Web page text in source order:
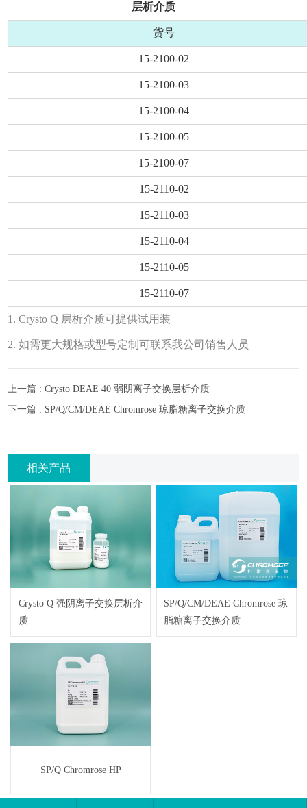
层析介质
货号
15-2100-02
15-2100-03
15-2100-04
15-2100-05
15-2100-07
15-2110-02
15-2110-03
15-2110-04
15-2110-05
15-2110-07
1. Crysto Q 层析介质可提供试用装
2. 如需更大规格或型号定制可联系我公司销售人员
上一篇 : Crysto DEAE 40 弱阴离子交换层析介质
下一篇 : SP/Q/CM/DEAE Chromrose 琼脂糖离子交换介质
相关产品
Crysto Q 强阴离子交换层析介
质
SP/Q/CM/DEAE Chromrose 琼
脂糖离子交换介质
SP/Q Chromrose HP